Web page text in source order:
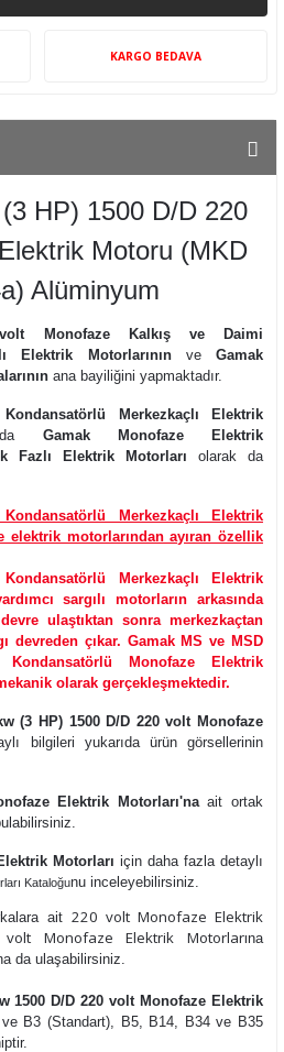
KARGO BEDAVA
HP) 1500 D/D 220
Motoru (MKD
Alüminyum
Monofaze Kalkış ve Daimi
Elektrik MotorlarınınveGamak
ana bayiliğini yapmaktadır.
Merkezkaçlı Elektrik
Gamak Monofaze Elektrik
Fazlı Elektrik Motorları olarak da
Merkezkaçlı Elektrik
elektrik motorlarından ayıran özellik
Merkezkaçlı Elektrik
sargılı motorların arkasında
ulaştıktan sonra merkezkaçtan
devreden çıkar. Gamak MS ve MSD
Monofaze Elektrik
olarak gerçekleşmektedir.
(3 HP) 1500 D/D 220 volt Monofaze
bilgileri yukarıda ürün görsellerinin
Elektrik Motorları'naait ortak
Motorları için daha fazla detaylı
Kataloğunu inceleyebilirsiniz.
ait 220 volt Monofaze Elektrik
Monofaze Elektrik Motorlarına
da ulaşabilirsiniz.
1500 D/D 220 volt Monofaze Elektrik
B3 (Standart), B5, B14, B34 ve B35